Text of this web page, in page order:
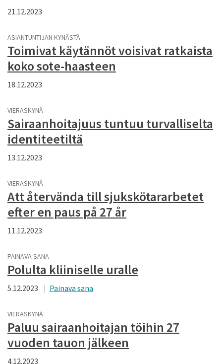
21.12.2023
ASIANTUNTIJAN KYNÄSTÄ
Toimivat käytännöt voisivat ratkaista
koko sote-haasteen
18.12.2023
VIERASKYNÄ
Sairaanhoitajuus tuntuu turvalliselta
identiteetiltä
13.12.2023
VIERASKYNÄ
Att återvända till sjukskötararbetet
efter en paus på 27 år
11.12.2023
PAINAVA SANA
Polulta kliiniselle uralle
5.12.2023 Painava sana
VIERASKYNÄ
Paluu sairaanhoitajan töihin 27
vuoden tauon jälkeen
4.12.2023